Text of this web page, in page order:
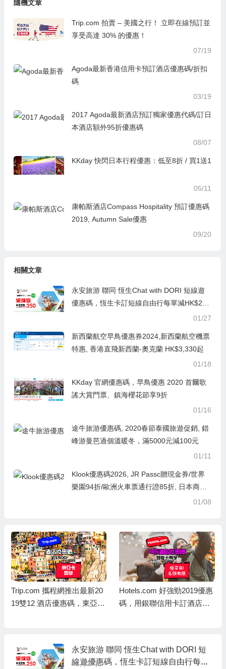
隨機文章
Trip.com 拍賣 – 美國之行！ 立即在線預訂並
享受高達 30% 的優惠！
07/19
Agoda最新香港信用卡預訂酒店優惠碼/折扣
碼
03/19
2017 Agoda最新酒店預訂獨家優惠代碼/訂日
本酒店額外95折優惠碼
08/07
KKday 快閃日本行程優惠：低至8折 / 買1送1
05/11
康帕斯酒店Compass Hospitality 預訂優惠碼
2019, Autumn Sale優惠
09/20
相關文章
永安旅游 聯同 恆生Chat with DORI 短線遊
優惠碼，恆生卡訂短線自由行每單減HK$25
0，澳門自由行/船飛+酒店2日1夜 每人連稅H
01/27
新西蘭航空早鳥優惠券2024,新西蘭航空機票
特惠, 香港直飛新西蘭-奧克蘭 HK$3,330起
01/18
KKday 官網優惠碼，早鳥優惠 2020 首爾歌
謠大賞門票、鎮海櫻花節享9折
01/16
途牛旅游優惠碼, 2020春節泰國旅遊促銷, 錯
峰游曼芭過個溫暖冬，滿5000元減100元
01/11
Klook優惠碼2026, JR Passc贈現金券/世界
樂園94折/歐洲火車票通行證85折, 日本商品
滿3,888現折400/韓國商品滿2,888現折300
01/08
Trip.com 攜程網推出最新20
19雙12 酒店優惠碼，東亞卡
Hotels.com 好強勁2019優惠
碼，用銀聯信用卡訂酒店，
永安旅游 聯同 恆生Chat with DORI 短
線遊優惠碼，恆生卡訂短線自由行每單
01月27日